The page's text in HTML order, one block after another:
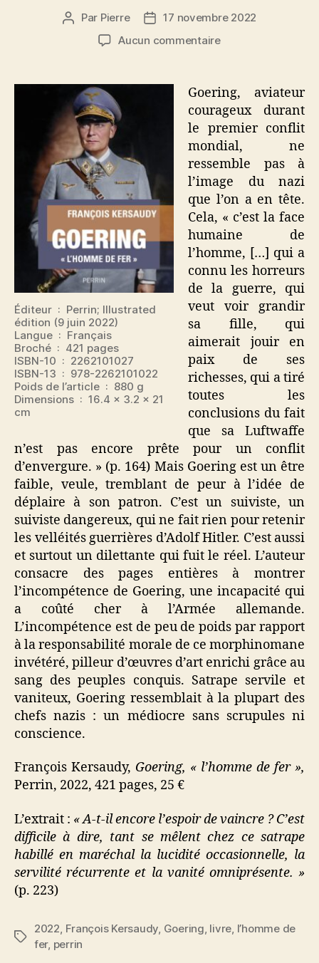
Auteur
l’article
Par Pierre
Date17 novembre 2022
Aucun commentairesur
Éditeur ‏ : ‎ Perrin; Illustrated
édition (9 juin 2022)
Langue ‏ : ‎ Français
Broché ‏ : ‎ 421 pages
ISBN-10 ‏ : ‎ 2262101027
ISBN-13 ‏ : ‎ 978-2262101022
Poids de l’article ‏ : ‎ 880 g
Dimensions ‏ : ‎ 16.4 x 3.2 x 21
cm
Goering, aviateur
courageux durant
le premier conflit
mondial, ne
ressemble pas à
l’image du nazi
que l’on a en tête.
Cela, « c’est la face
humaine de
l’homme, […] qui a
connu les horreurs
de la guerre, qui
veut voir grandir
sa fille, qui
aimerait jouir en
paix de ses
richesses, qui a tiré
toutes les
conclusions du fait
que sa Luftwaffe
n’est pas encore prête pour un conflit
d’envergure. » (p. 164) Mais Goering est un être
faible, veule, tremblant de peur à l’idée de
déplaire à son patron. C’est un suiviste, un
suiviste dangereux, qui ne fait rien pour retenir
les velléités guerrières d’Adolf Hitler. C’est aussi
et surtout un dilettante qui fuit le réel. L’auteur
consacre des pages entières à montrer
l’incompétence de Goering, une incapacité qui
a coûté cher à l’Armée allemande.
L’incompétence est de peu de poids par rapport
à la responsabilité morale de ce morphinomane
invétéré, pilleur d’œuvres d’art enrichi grâce au
sang des peuples conquis. Satrape servile et
vaniteux, Goering ressemblait à la plupart des
chefs nazis : un médiocre sans scrupules ni
conscience.
François Kersaudy, Goering, « l’homme de fer »,
Perrin, 2022, 421 pages, 25 €
L’extrait : « A-t-il encore l’espoir de vaincre ? C’est
difficile à dire, tant se mêlent chez ce satrape
habillé en maréchal la lucidité occasionnelle, la
servilité récurrente et la vanité omniprésente. »
(p. 223)
Étiquettes
2022 François Kersaudy Goering livre l’homme de
fer, perrin